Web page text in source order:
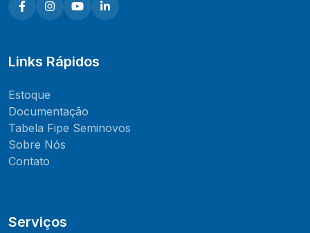
Links Rápidos
Estoque
Documentação
Tabela Fipe Seminovos
Sobre Nós
Contato
Serviços